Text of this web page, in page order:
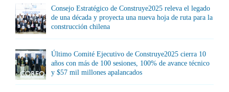
Consejo Estratégico de Construye2025 releva el legado
de una década y proyecta una nueva hoja de ruta para la
construcción chilena
Último Comité Ejecutivo de Construye2025 cierra 10
años con más de 100 sesiones, 100% de avance técnico
y $57 mil millones apalancados